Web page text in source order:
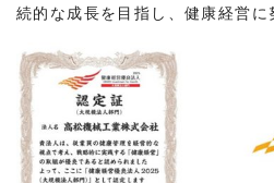
続的な成長を目指し、健康経営に